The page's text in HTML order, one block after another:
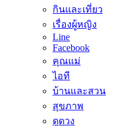
กินและเที่ยว
เรื่องผู้หญิง
Line
Facebook
คุณแม่
ไอที
บ้านและสวน
สุขภาพ
ดูดวง